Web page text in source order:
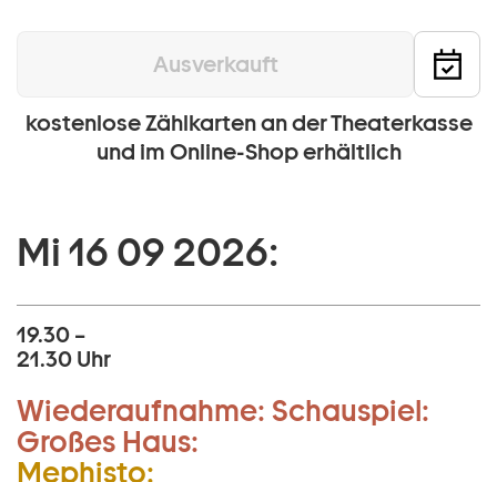
Ausverkauft
kostenlose Zählkarten an der Theaterkasse
und im Online-Shop erhältlich
Mi 16 09 2026:
19.30 –
21.30 Uhr
Wiederaufnahme: Schauspiel:
Großes Haus:
Mephisto: